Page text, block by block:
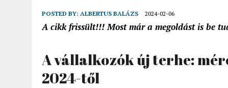
POSTED BY: ALBERTUS BALÁZS 2024-02-06
A cikk frissült!!! Most már a megoldást is be
A vállalkozók új terhe:
2024-től